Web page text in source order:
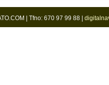
| Tfno: 670 97 99 88 |